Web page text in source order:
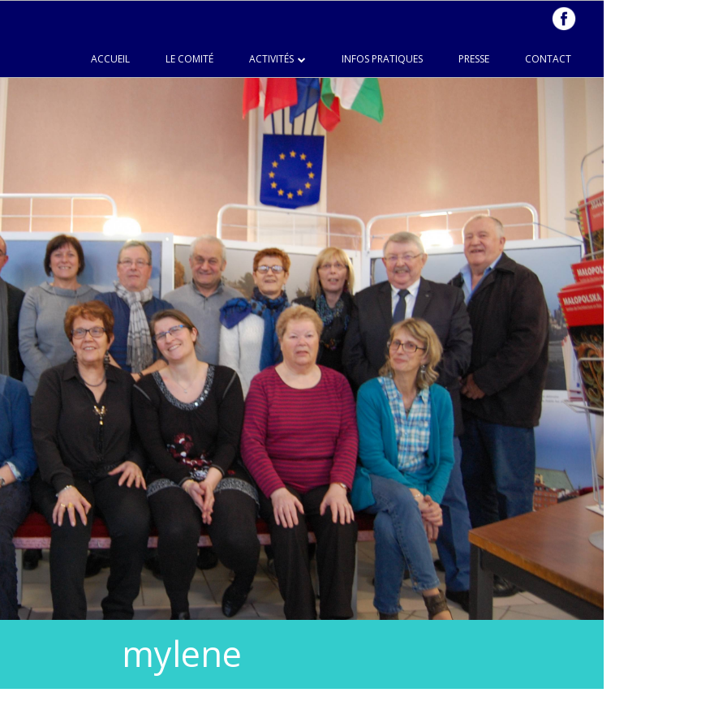
ACCUEIL LE COMITÉ ACTIVITÉS
LANGUES
CHŒUR DU JUMELAGE
PEINTURE
CUISINE
INFOS PRATIQUES PRESSE CONTACT
mylene